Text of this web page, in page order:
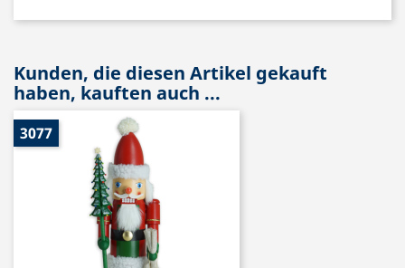
Kunden, die diesen Artikel gekauft
haben, kauften auch ...
3077